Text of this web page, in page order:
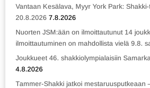
Vantaan Kesälava, Myyr York Park:
20.8.2026 7.8.2026
Nuorten JSM:ään on ilmoittautunut 14
ilmoittautuminen on mahdollista vielä 9.8.
Joukkueet 46. shakkiolympialaisiin
4.8.2026
Tammer-Shakki jatkoi mestaruusputkeaan